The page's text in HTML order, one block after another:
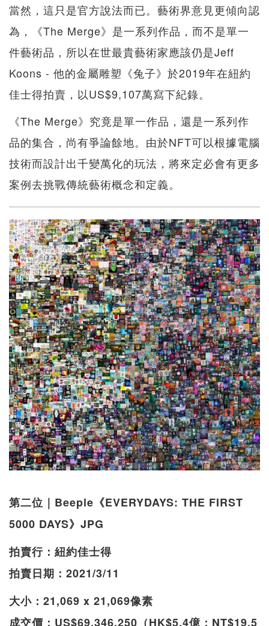
當然，這只是官方說法而已。藝術界意見更傾向認
為，《The Merge》是一系列作品，而不是單一
件藝術品，所以在世最貴藝術家應該仍是Jeff
Koons - 他的金屬雕塑《兔子》於2019年在紐約
佳士得拍賣，以US$9,107萬寫下紀錄。
《The Merge》究竟是單一作品，還是一系列作
品的集合，尚有爭論餘地。由於NFT可以根據電腦
技術而設計出千變萬化的玩法，將來定必會有更多
案例去挑戰傳統藝術概念和定義。
第二位｜Beeple《EVERYDAYS: THE FIRST
5000 DAYS》JPG
拍賣行：紐約佳士得
拍賣日期：2021/3/11
大小：21,069 x 21,069像素
成交價：US$69,346,250（HK$5.4億；NT$19.5